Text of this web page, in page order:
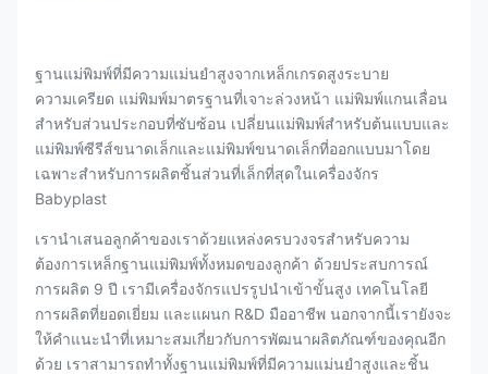
ฐานแม่พิมพ์ที่มีความแม่นยำสูงจากเหล็กเกรดสูงระบาย
ความเครียด แม่พิมพ์มาตรฐานที่เจาะล่วงหน้า แม่พิมพ์แกนเลื่อน
สำหรับส่วนประกอบที่ซับซ้อน เปลี่ยนแม่พิมพ์สำหรับต้นแบบและ
แม่พิมพ์ซีรีส์ขนาดเล็กและแม่พิมพ์ขนาดเล็กที่ออกแบบมาโดย
เฉพาะสำหรับการผลิตชิ้นส่วนที่เล็กที่สุดในเครื่องจักร
Babyplast
เรานำเสนอลูกค้าของเราด้วยแหล่งครบวงจรสำหรับความ
ต้องการเหล็กฐานแม่พิมพ์ทั้งหมดของลูกค้า ด้วยประสบการณ์
การผลิต 9 ปี เรามีเครื่องจักรแปรรูปนำเข้าขั้นสูง เทคโนโลยี
การผลิตที่ยอดเยี่ยม และแผนก R&D มืออาชีพ นอกจากนี้เรายังจะ
ให้คำแนะนำที่เหมาะสมเกี่ยวกับการพัฒนาผลิตภัณฑ์ของคุณอีก
ด้วย เราสามารถทำทั้งฐานแม่พิมพ์ที่มีความแม่นยำสูงและชิ้น